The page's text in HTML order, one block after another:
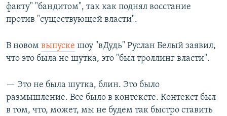
факту" "бандитом", так как поднял восстание
против "существующей власти".
В новом выпуске шоу "вДудь" Руслан Белый заявил,
что это была не шутка, это "был троллинг власти".
— Это не была шутка, блин. Это было
размышление. Все было в контексте. Контекст был
в том, что, может, мы не будем так быстро ставить